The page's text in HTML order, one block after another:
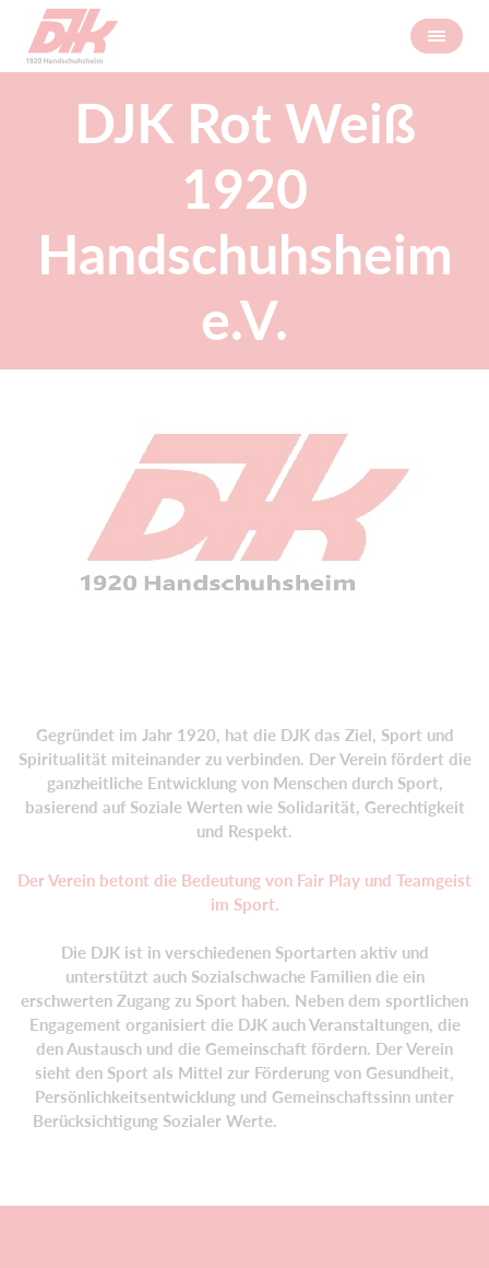
DJK Rot Weiß
1920
Handschuhsheim
e.V.
Gegründet im Jahr 1920, hat die DJK das Ziel, Sport und
Spiritualität miteinander zu verbinden. Der Verein fördert die
ganzheitliche Entwicklung von Menschen durch Sport,
basierend auf Soziale Werten wie Solidarität, Gerechtigkeit
und Respekt.
Der Verein betont die Bedeutung von Fair Play und Teamgeist
im Sport.
Die DJK ist in verschiedenen Sportarten aktiv und
unterstützt auch Sozialschwache Familien die ein
erschwerten Zugang zu Sport haben. Neben dem sportlichen
Engagement organisiert die DJK auch Veranstaltungen, die
den Austausch und die Gemeinschaft fördern. Der Verein
sieht den Sport als Mittel zur Förderung von Gesundheit,
Persönlichkeitsentwicklung und Gemeinschaftssinn unter
Berücksichtigung Sozialer Werte.